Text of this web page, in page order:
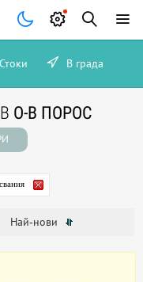
Стоки В града
О-В ПОРОС
Най-нови